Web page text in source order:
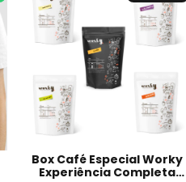
Box Café Especial Worky
Experiência Completa